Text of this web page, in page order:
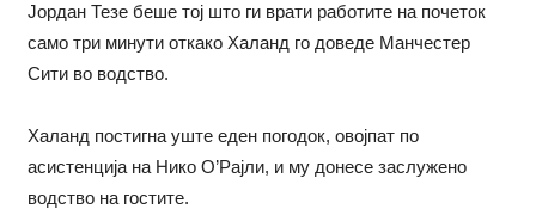
Јордан Тезе беше тој што ги врати работите на почеток
само три минути откако Халанд го доведе Манчестер
Сити во водство.
Халанд постигна уште еден погодок, овојпат по
асистенција на Нико О’Рајли, и му донесе заслужено
водство на гостите.